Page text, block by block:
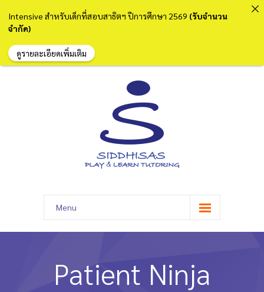
Menu
Home
-- Home Style II
Patient Ninja
Intensive สำหรับเด็กที่สอบสาธิตฯ ปีการศึกษา 2569 (รับจำนวน
จำกัด)
ดูรายละเอียดเพิ่มเติม